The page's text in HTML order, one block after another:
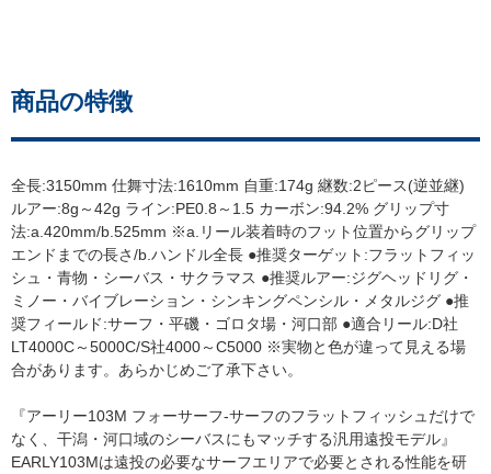
商品の特徴
全長:3150mm 仕舞寸法:1610mm 自重:174g 継数:2ピース(逆並継)
ルアー:8g～42g ライン:PE0.8～1.5 カーボン:94.2% グリップ寸
法:a.420mm/b.525mm ※a.リール装着時のフット位置からグリップ
エンドまでの長さ/b.ハンドル全長 ●推奨ターゲット:フラットフィッ
シュ・青物・シーバス・サクラマス ●推奨ルアー:ジグヘッドリグ・
ミノー・バイブレーション・シンキングペンシル・メタルジグ ●推
奨フィールド:サーフ・平磯・ゴロタ場・河口部 ●適合リール:D社
LT4000C～5000C/S社4000～C5000 ※実物と色が違って見える場
合があります。あらかじめご了承下さい。
『アーリー103M フォーサーフ-サーフのフラットフィッシュだけで
なく、干潟・河口域のシーバスにもマッチする汎用遠投モデル』
EARLY103Mは遠投の必要なサーフエリアで必要とされる性能を研